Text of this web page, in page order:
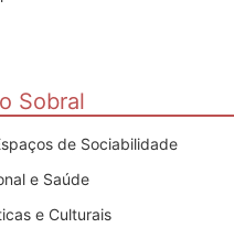
Sobral
de Sociabilidade
e Saúde
e Culturais